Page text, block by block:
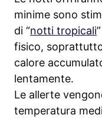
minime sono
di “notti tropicali
fisico,
calore
lentamente.
Le allerte
temperatura